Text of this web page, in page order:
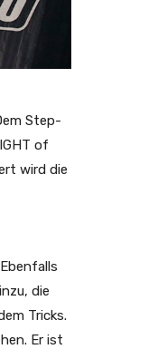
Step-
of
wird die
die
Tricks.
Er ist